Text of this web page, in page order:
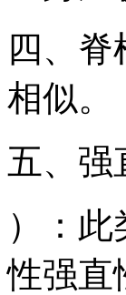
四、
相似。
五、强
）：
性强直